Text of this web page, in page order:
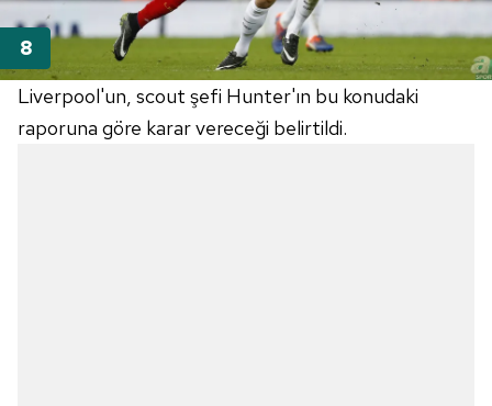
Liverpool'un, scout şefi Hunter'ın bu konudaki
raporuna göre karar vereceği belirtildi.